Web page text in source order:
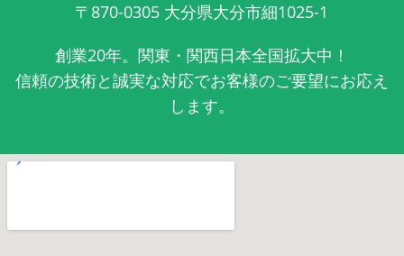
〒870-0305 大分県大分市細1025-1
創業20年。関東・関西日本全国拡大中！
信頼の技術と誠実な対応でお客様のご要望にお応え
します。